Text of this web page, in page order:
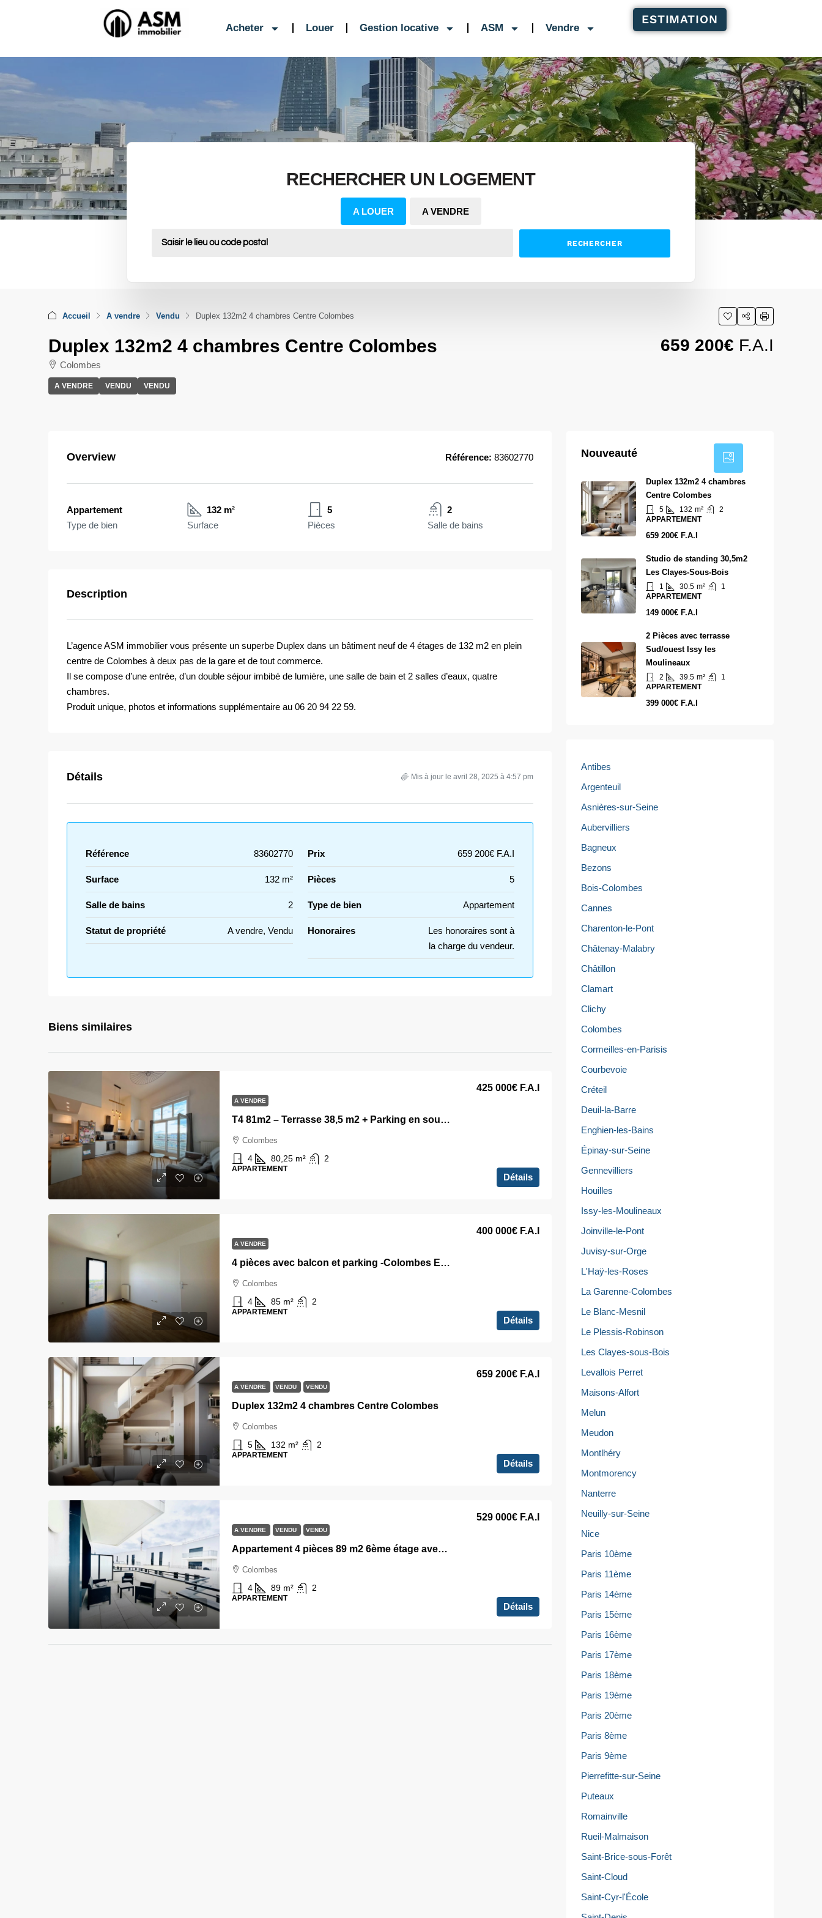
Acheter Louer Gestion locative ASM Vendre
ESTIMATION
RECHERCHER UN LOGEMENT
A LOUER A VENDRE
RECHERCHER
Accueil A vendre Vendu Duplex 132m2 4 chambres Centre Colombes
Duplex 132m2 4 chambres Centre Colombes
Colombes
A VENDRE VENDU VENDU
659 200€ F.A.I
Overview Référence: 83602770
Appartement
Type de bien
132 m²
Surface
5
Pièces
2
Salle de bains
Description
L’agence ASM immobilier vous présente un superbe Duplex dans un bâtiment neuf de 4 étages de 132 m2 en plein
centre de Colombes à deux pas de la gare et de tout commerce.
Il se compose d’une entrée, d’un double séjour imbibé de lumière, une salle de bain et 2 salles d’eaux, quatre
chambres.
Produit unique, photos et informations supplémentaire au 06 20 94 22 59.
Détails Mis à jour le avril 28, 2025 à 4:57 pm
Référence 83602770 Prix 659 200€ F.A.I
Surface 132 m² Pièces 5
Salle de bains 2 Type de bien Appartement
Statut de propriété A vendre, Vendu Honoraires
Les honoraires sont à
la charge du vendeur.
Biens similaires
A VENDRE
T4 81m2 – Terrasse 38,5 m2 + Parking en sous-sol
425 000€ F.A.I
Colombes
4 80,25 m² 2
APPARTEMENT
Détails
A VENDRE
4 pièces avec balcon et parking -Colombes Europe
400 000€ F.A.I
Colombes
4 85 m² 2
APPARTEMENT
Détails
A VENDRE VENDU VENDU
Duplex 132m2 4 chambres Centre Colombes
659 200€ F.A.I
Colombes
5 132 m² 2
APPARTEMENT
Détails
A VENDRE VENDU VENDU
Appartement 4 pièces 89 m2 6ème étage avec Terrasse et Parking Colombes
529 000€ F.A.I
Colombes
4 89 m² 2
APPARTEMENT
Détails
Nouveauté
Duplex 132m2 4 chambres
Centre Colombes
5 132 m²
2
APPARTEMENT
659 200€ F.A.I
Studio de standing 30,5m2
Les Clayes-Sous-Bois
1 30.5 m²
1
APPARTEMENT
149 000€ F.A.I
2 Pièces avec terrasse
Sud/ouest Issy les
Moulineaux
2 39.5 m²
1
APPARTEMENT
399 000€ F.A.I
Antibes
Argenteuil
Asnières-sur-Seine
Aubervilliers
Bagneux
Bezons
Bois-Colombes
Cannes
Charenton-le-Pont
Châtenay-Malabry
Châtillon
Clamart
Clichy
Colombes
Cormeilles-en-Parisis
Courbevoie
Créteil
Deuil-la-Barre
Enghien-les-Bains
Épinay-sur-Seine
Gennevilliers
Houilles
Issy-les-Moulineaux
Joinville-le-Pont
Juvisy-sur-Orge
L'Haÿ-les-Roses
La Garenne-Colombes
Le Blanc-Mesnil
Le Plessis-Robinson
Les Clayes-sous-Bois
Levallois Perret
Maisons-Alfort
Melun
Meudon
Montlhéry
Montmorency
Nanterre
Neuilly-sur-Seine
Nice
Paris 10ème
Paris 11ème
Paris 14ème
Paris 15ème
Paris 16ème
Paris 17ème
Paris 18ème
Paris 19ème
Paris 20ème
Paris 8ème
Paris 9ème
Pierrefitte-sur-Seine
Puteaux
Romainville
Rueil-Malmaison
Saint-Brice-sous-Forêt
Saint-Cloud
Saint-Cyr-l'École